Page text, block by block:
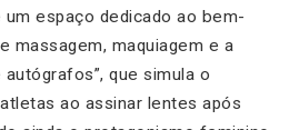
espaço dedicado ao bem-
massagem, maquiagem e a
que simula o
ao assinar lentes após